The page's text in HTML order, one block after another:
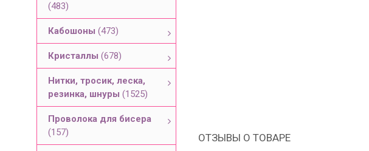
(483)
Кабошоны (473)
Кристаллы (678)
Нитки, тросик, леска,
резинка, шнуры (1525)
Проволока для бисера
(157)
ОТЗЫВЫ О ТОВАРЕ